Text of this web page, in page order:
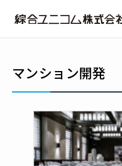
ニ
コ
マンション開発